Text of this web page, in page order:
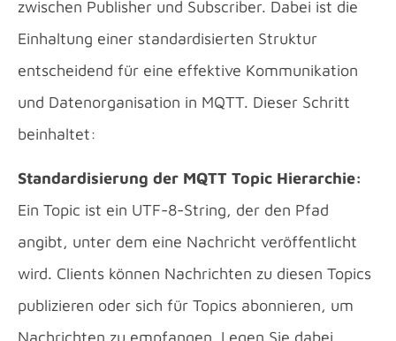
zwischen Publisher und Subscriber. Dabei ist die
Einhaltung einer standardisierten Struktur
entscheidend für eine effektive Kommunikation
und Datenorganisation in MQTT. Dieser Schritt
beinhaltet:
Standardisierung der MQTT Topic Hierarchie:
Ein Topic ist ein UTF-8-String, der den Pfad
angibt, unter dem eine Nachricht veröffentlicht
wird. Clients können Nachrichten zu diesen Topics
publizieren oder sich für Topics abonnieren, um
Nachrichten zu empfangen. Legen Sie dabei